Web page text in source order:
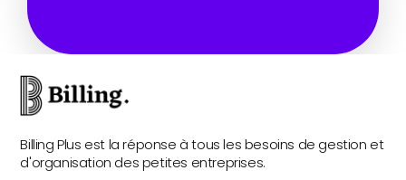
Billing Plus est la réponse à tous les besoins de gestion et
d'organisation des petites entreprises.